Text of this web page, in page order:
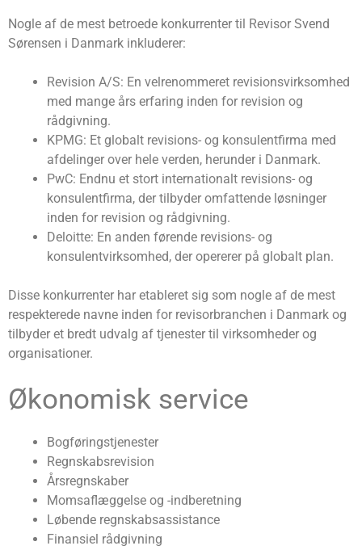
Nogle af de mest betroede konkurrenter til Revisor Svend
Sørensen i Danmark inkluderer:
Revision A/S: En velrenommeret revisionsvirksomhed
med mange års erfaring inden for revision og
rådgivning.
KPMG: Et globalt revisions- og konsulentfirma med
afdelinger over hele verden, herunder i Danmark.
PwC: Endnu et stort internationalt revisions- og
konsulentfirma, der tilbyder omfattende løsninger
inden for revision og rådgivning.
Deloitte: En anden førende revisions- og
konsulentvirksomhed, der opererer på globalt plan.
Disse konkurrenter har etableret sig som nogle af de mest
respekterede navne inden for revisorbranchen i Danmark og
tilbyder et bredt udvalg af tjenester til virksomheder og
organisationer.
Økonomisk service
Bogføringstjenester
Regnskabsrevision
Årsregnskaber
Momsaflæggelse og -indberetning
Løbende regnskabsassistance
Finansiel rådgivning